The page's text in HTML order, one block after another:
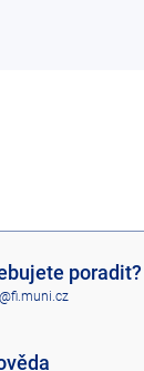
poradit?